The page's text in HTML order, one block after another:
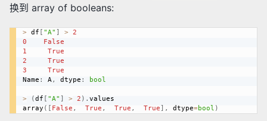
换到 array of booleans:
> df "A" >
2
0
False
1
True
2
True
3
True
Name : A, dtype : bool
> ( df "A" > 2 ) . values
array ( False , True , True , True , dtype=bool )